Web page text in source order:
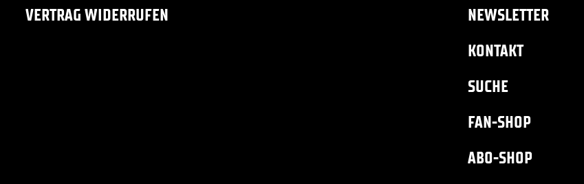
VERTRAG WIDERRUFEN
NEWSLETTER
KONTAKT
SUCHE
FAN-SHOP
ABO-SHOP